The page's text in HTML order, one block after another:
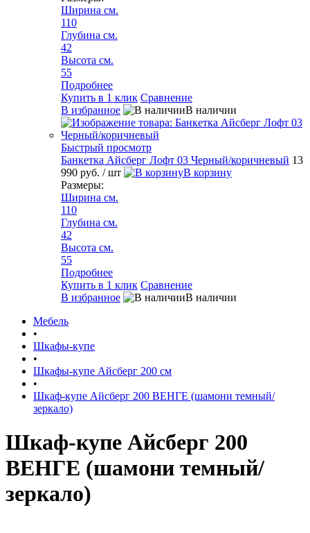
Ширина см.
110
Глубина см.
42
Высота см.
55
Подробнее
Купить в 1 клик Сравнение
В избранное
В наличии
Быстрый просмотр
Банкетка Айсберг Лофт 03 Черный/коричневый 13
990 руб. / шт
В корзину
Размеры:
Ширина см.
110
Глубина см.
42
Высота см.
55
Подробнее
Купить в 1 клик Сравнение
В избранное
В наличии
Мебель
•
Шкафы-купе
•
Шкафы-купе Айсберг 200 см
•
Шкаф-купе Айсберг 200 ВЕНГЕ (шамони темный/
зеркало)
Шкаф-купе Айсберг 200
ВЕНГЕ (шамони темный/
зеркало)